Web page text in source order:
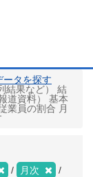
ータを探す
結果など） 結
道資料） 基本
業員の割合 月
月次